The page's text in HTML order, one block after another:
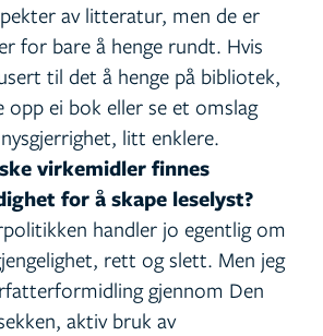
av litteratur, men de er
for bare å henge rundt. Hvis
til det å henge på bibliotek,
opp ei bok eller se et omslag
litt enklere.
virkemidler finnes
for å skape leselyst?
handler jo egentlig om
rett og slett. Men jeg
gjennom Den
aktiv bruk av